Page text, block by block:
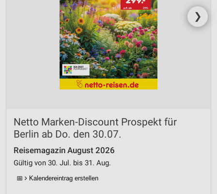
❯
Netto Marken-Discount Prospekt für
Berlin ab Do. den 30.07.
Reisemagazin August 2026
Gültig von 30. Jul. bis 31. Aug.
📅 Kalendereintrag erstellen